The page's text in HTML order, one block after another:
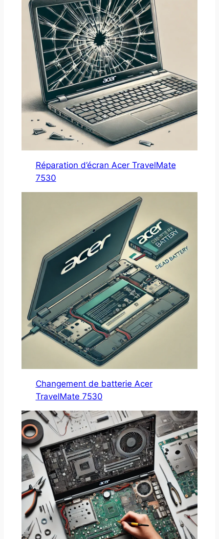
Réparation d’écran Acer TravelMate
7530
Changement de batterie Acer
TravelMate 7530